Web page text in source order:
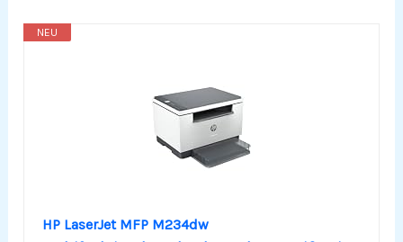
NEU
HP LaserJet MFP M234dw